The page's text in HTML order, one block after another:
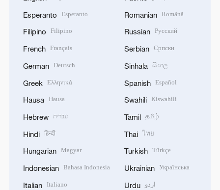
Esperanto Esperanto
Filipino Filipino
French Français
German Deutsch
Greek Ελληνικά
Hausa Hausa
Hebrew עברית
Hindi हिन्दी
Hungarian Magyar
Indonesian Bahasa Indonesia
Italian Italiano
Romanian Română
Russian Русский
Serbian Српски
Sinhala සිංහල
Spanish Español
Swahili Kiswahili
Tamil தமிழ்
Thai ไทย
Turkish Türkçe
Ukrainian Українська
Urdu اردو